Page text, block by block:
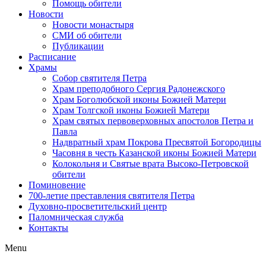
Помощь обители
Новости
Новости монастыря
СМИ об обители
Публикации
Расписание
Храмы
Собор святителя Петра
Храм преподобного Сергия Радонежского
Храм Боголюбской иконы Божией Матери
Храм Толгской иконы Божией Матери
Храм святых первоверховных апостолов Петра и
Павла
Надвратный храм Покрова Пресвятой Богородицы
Часовня в честь Казанской иконы Божией Матери
Колокольня и Святые врата Высоко-Петровской
обители
Поминовение
700-летие преставления святителя Петра
Духовно-просветительский центр
Паломническая служба
Контакты
Menu